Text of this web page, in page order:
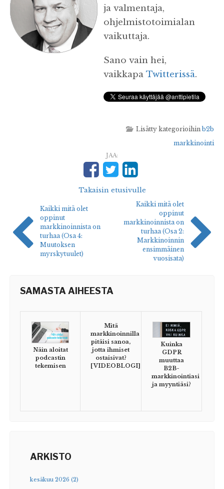
ja valmentaja,
ohjelmistotoimialan
vaikuttaja.
Sano vain hei,
vaikkapa Twitterissä.
Lisätty kategorioihin b2b
markkinointi
JAA:
Takaisin etusivulle
Kaikki mitä olet
oppinut
markkinoinnista on
turhaa (Osa 4:
Muutoksen
myrskytuulet)
Kaikki mitä olet
oppinut
markkinoinnista on
turhaa (Osa 2:
Markkinoinnin
ensimmäinen
vuosisata)
SAMASTA AIHEESTA
Näin aloitat
podcastin
tekemisen
Mitä
markkinoinnilla
pitäisi sanoa,
jotta ihmiset
ostaisivat?
[VIDEOBLOGI]
Kuinka
GDPR
muuttaa
B2B-
markkinointiasi
ja myyntiäsi?
ARKISTO
kesäkuu 2026 (2)